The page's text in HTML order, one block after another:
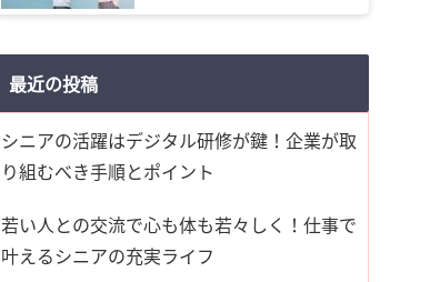
最近の投稿
シニアの活躍はデジタル研修が鍵！企業が取
り組むべき手順とポイント
若い人との交流で心も体も若々しく！仕事で
叶えるシニアの充実ライフ